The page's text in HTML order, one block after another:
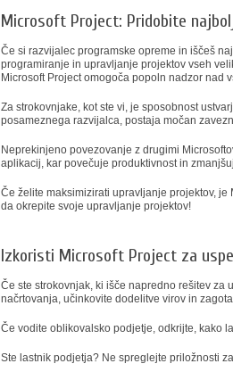
Microsoft Project: Pridobite
Če si razvijalec programske opreme in iščeš
programiranje in upravljanje projektov vseh
Microsoft Project omogoča popoln nadzor nad
Za strokovnjake, kot ste vi, je sposobnost
posameznega razvijalca, postaja močan
Neprekinjeno povezovanje z drugimi
aplikacij, kar povečuje produktivnost in
Če želite maksimizirati upravljanje projektov,
da okrepite svoje upravljanje projektov!
Izkoristi Microsoft Project za
Če ste strokovnjak, ki išče napredno rešitev
načrtovanja, učinkovite dodelitve virov in
Če vodite oblikovalsko podjetje, odkrijte, kako
Ste lastnik podjetja? Ne spreglejte priložnosti